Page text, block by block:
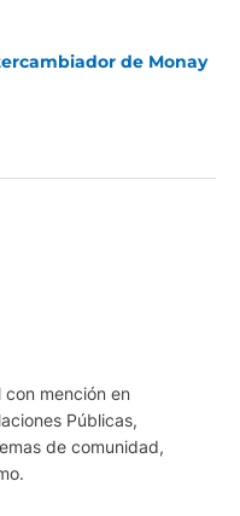
de Monay
con mención en
Públicas,
de comunidad,